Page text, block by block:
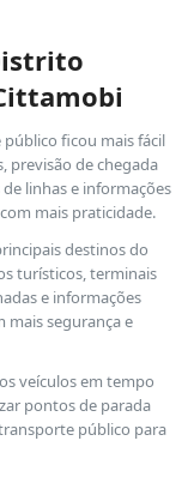
ficou mais fácil
previsão de chegada
linhas e informações
mais praticidade.
destinos do
turísticos, terminais
e informações
mais segurança e
veículos em tempo
pontos de parada
público para